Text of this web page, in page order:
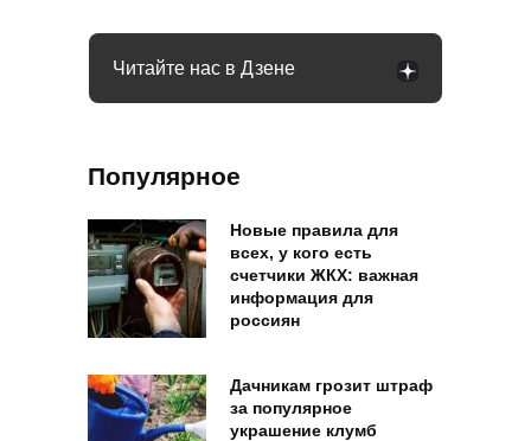
Читайте нас в Дзене
Популярное
Новые правила для
всех, у кого есть
счетчики ЖКХ: важная
информация для
россиян
Дачникам грозит штраф
за популярное
украшение клумб